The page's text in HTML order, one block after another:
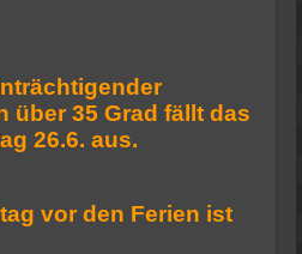
über 35 Grad fällt das
26.6. aus.
vor den Ferien ist